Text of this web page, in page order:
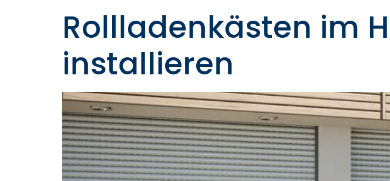
Rollladenkästen im
installieren